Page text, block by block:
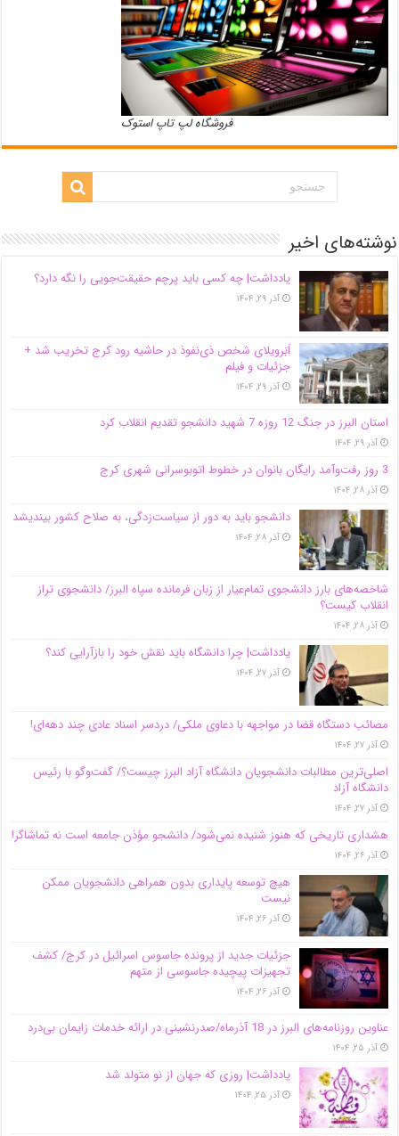
فروشگاه لپ تاپ استوک
نوشته‌های اخیر
یادداشت| ‌چه کسی باید پرچم حقیقت‌جویی را نگه دارد؟
آذر ۲۹, ۱۴۰۴
اَبَر‌ویلای شخص ذی‌نفوذ در حاشیه‌ رود کرج تخریب شد +
جزئیات و فیلم
آذر ۲۹, ۱۴۰۴
استان البرز در جنگ 12 روزه 7 شهید دانشجو تقدیم انقلاب کرد
آذر ۲۹, ۱۴۰۴
3 روز رفت‌وآمد رایگان بانوان در خطوط اتوبوسرانی شهری کرج
آذر ۲۸, ۱۴۰۴
دانشجو باید به دور از سیاست‌زدگی، به صلاح کشور بیندیشد
آذر ۲۸, ۱۴۰۴
شاخصه‌های بارز دانشجوی تمام‌عیار از زبان فرمانده سپاه البرز/ دانشجوی تراز
انقلاب کیست؟
آذر ۲۸, ۱۴۰۴
یادداشت| چرا دانشگاه باید نقش خود را بازآرایی کند؟
آذر ۲۷, ۱۴۰۴
مصائب دستگاه قضا در مواجهه با دعاوی ملکی/ دردسر اسناد عادی چند‌ دهه‌ای!
آذر ۲۷, ۱۴۰۴
اصلی‌ترین مطالبات دانشجویان دانشگاه آزاد البرز چیست؟/ گفت‌وگو با رئیس
دانشگاه آز‌اد
آذر ۲۷, ۱۴۰۴
هشداری تاریخی که هنوز شنیده نمی‌شود/ دانشجو مؤذن جامعه است نه تماشاگر!
آذر ۲۶, ۱۴۰۴
هیچ توسعه پایداری بدون همراهی دانشجویان ممکن
نیست
آذر ۲۶, ۱۴۰۴
جزئیات جدید از پرونده جاسوس اسرائیل در کرج/‌ کشف
تجهیزات پیچیده جاسوسی از متهم
آذر ۲۶, ۱۴۰۴
عناوین روزنامه‌های البرز در ‌18 آذرماه/صدرنشینی در ارائه خدمات زایمان بی‌درد
آذر ۲۵, ۱۴۰۴
یادداشت| روزی که جهان از نو متولد شد
آذر ۲۵, ۱۴۰۴